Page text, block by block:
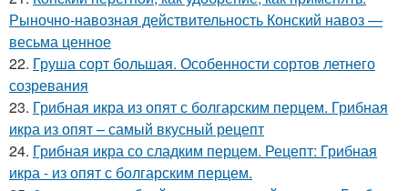
Рыночно-навозная действительность Конский навоз —
весьма ценное
22. Груша сорт большая. Особенности сортов летнего
созревания
23. Грибная икра из опят с болгарским перцем. Грибная
икра из опят – самый вкусный рецепт
24. Грибная икра со сладким перцем. Рецепт: Грибная
икра - из опят с болгарским перцем.